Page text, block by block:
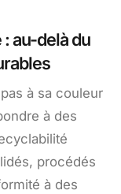
au-delà du
à sa couleur
à des
procédés
à des